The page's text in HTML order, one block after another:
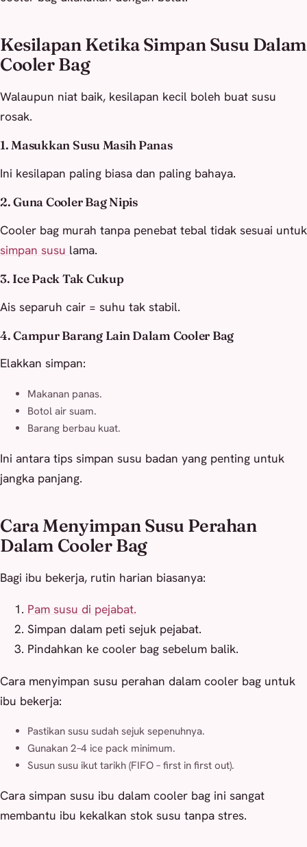
Kesilapan Ketika Simpan Susu Dalam
Cooler Bag
Walaupun niat baik, kesilapan kecil boleh buat susu
rosak.
1. Masukkan Susu Masih Panas
Ini kesilapan paling biasa dan paling bahaya.
2. Guna Cooler Bag Nipis
Cooler bag murah tanpa penebat tebal tidak sesuai untuk
simpan susu lama.
3. Ice Pack Tak Cukup
Ais separuh cair = suhu tak stabil.
4. Campur Barang Lain Dalam Cooler Bag
Elakkan simpan:
Makanan panas.
Botol air suam.
Barang berbau kuat.
Ini antara tips simpan susu badan yang penting untuk
jangka panjang.
Cara Menyimpan Susu Perahan
Dalam Cooler Bag
Bagi ibu bekerja, rutin harian biasanya:
Pam susu di pejabat.
Simpan dalam peti sejuk pejabat.
Pindahkan ke cooler bag sebelum balik.
Cara menyimpan susu perahan dalam cooler bag untuk
ibu bekerja:
Pastikan susu sudah sejuk sepenuhnya.
Gunakan 2–4 ice pack minimum.
Susun susu ikut tarikh (FIFO – first in first out).
Cara simpan susu ibu dalam cooler bag ini sangat
membantu ibu kekalkan stok susu tanpa stres.